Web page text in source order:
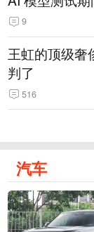
9
王虹的顶级奢
判了
516
汽车